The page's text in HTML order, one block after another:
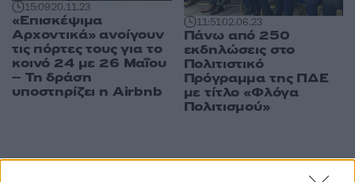
15:0920.11.23
«Επισκέψιμα
Αρχοντικά» ανοίγουν
τις πόρτες τους για το
κοινό 24 με 26 Μαΐου
– Τη δράση
υποστηρίζει η Airbnb
11:5102.06.23
Πάνω από 250
εκδηλώσεις στο
Πολιτιστικό
Πρόγραμμα της ΠΔΕ
με τίτλο «Φλόγα
Πολιτισμού»